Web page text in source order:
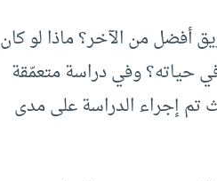
أفضل من الآخر؟ ماذا لو كان
حياته؟ وفي دراسة متعمّقة
تم إجراء الدراسة على مدى